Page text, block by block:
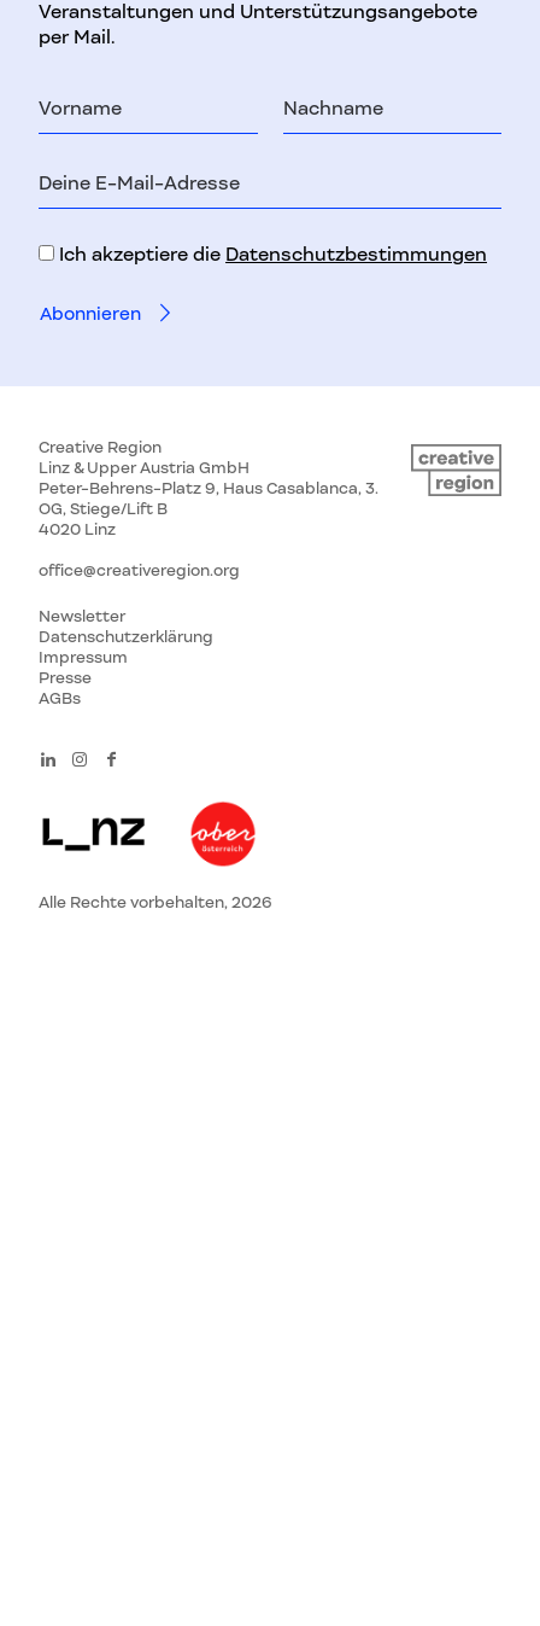
Veranstaltungen und Unterstützungsangebote
per Mail.
Nachname
Mail-
Ich akzeptiere die Datenschutzbestimmungen
Creative Region
Linz & Upper Austria GmbH
Peter-Behrens-Platz 9, Haus Casablanca, 3.
OG, Stiege/Lift B
4020 Linz
office@creativeregion.org
Newsletter
Datenschutzerklärung
Impressum
Presse
AGBs
Alle Rechte vorbehalten, 2026